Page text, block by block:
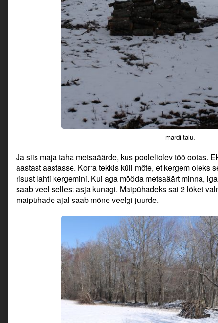
mardi talu.
Ja siis maja taha metsaäärde, kus pooleliolev töö ootas.
aastast aastasse. Korra tekkis küll mõte, et kergem oleks
risust lahti kergemini. Kui aga mööda metsaäärt minna,
saab veel sellest asja kunagi. Maipühadeks sai 2 lõket
maipühade ajal saab mõne veelgi juurde.